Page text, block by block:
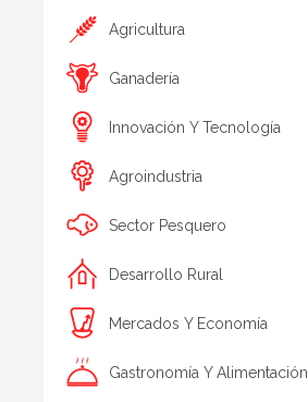
Agricultura
Ganadería
Innovación Y Tecnología
Agroindustria
Sector Pesquero
Desarrollo Rural
Mercados Y Economía
Gastronomía Y Alimentación